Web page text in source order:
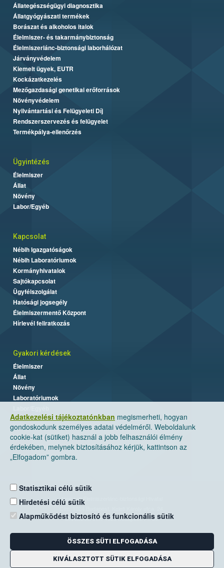
Adatkezelési tájékoztatónkban megismerheti, hogyan
gondoskodunk személyes adatai védelméről. Weboldalunk
cookie-kat (sütiket) használ a jobb felhasználói élmény
érdekében, melynek biztosításához kérjük, kattintson az
„Elfogadom” gombra.
Statisztikai célú sütik
Hirdetési célú sütik
Alapműködést biztosító és funkcionális sütik
ÖSSZES SÜTI ELFOGADÁSA
KIVÁLASZTOTT SÜTIK ELFOGADÁSA
Állategészségügyi diagnosztika
Állatgyógyászati termékek
Borászat és alkoholos italok
Élelmiszer- és takarmánybiztonság
Élelmiszerlánc-biztonsági laborhálózat
Járványvédelem
Kiemelt ügyek, EUTR
Kockázatkezelés
Mezőgazdasági genetikai erőforrások
Növényvédelem
Nyilvántartási és Felügyeleti Díj
Rendszerszervezés és felügyelet
Termékpálya-ellenőrzés
Ügyintézés
Élelmiszer
Állat
Növény
Labor/Egyéb
Kapcsolat
Nébih Igazgatóságok
Nébih Laboratóriumok
Kormányhivatalok
Sajtókapcsolat
Ügyfélszolgálat
Hatósági jogsegély
Élelmiszermentő Központ
Hírlevél feliratkozás
Gyakori kérdések
Élelmiszer
Állat
Növény
Laboratóriumok
Nemzeti Élelmiszerlánc-biztonsági Hivatal
Levelezési cím: 1525 Budapest. Pf. 30.
E-mail:ugyfelszolgalat@nebih.gov.hu
Zöld szám: 06-80/263-244
Telefon: 06-1/ 336-9000